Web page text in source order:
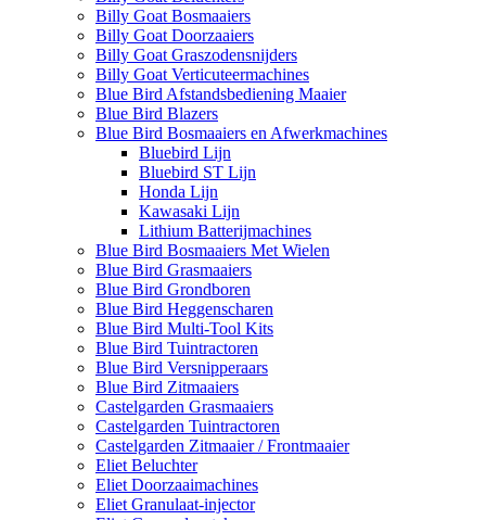
Billy Goat Bosmaaiers
Billy Goat Doorzaaiers
Billy Goat Graszodensnijders
Billy Goat Verticuteermachines
Blue Bird Afstandsbediening Maaier
Blue Bird Blazers
Blue Bird Bosmaaiers en Afwerkmachines
Bluebird Lijn
Bluebird ST Lijn
Honda Lijn
Kawasaki Lijn
Lithium Batterijmachines
Blue Bird Bosmaaiers Met Wielen
Blue Bird Grasmaaiers
Blue Bird Grondboren
Blue Bird Heggenscharen
Blue Bird Multi-Tool Kits
Blue Bird Tuintractoren
Blue Bird Versnipperaars
Blue Bird Zitmaaiers
Castelgarden Grasmaaiers
Castelgarden Tuintractoren
Castelgarden Zitmaaier / Frontmaaier
Eliet Beluchter
Eliet Doorzaaimachines
Eliet Granulaat-injector